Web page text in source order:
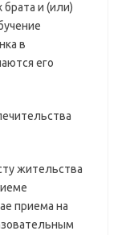
и (или)
в
его
жительства
приема на